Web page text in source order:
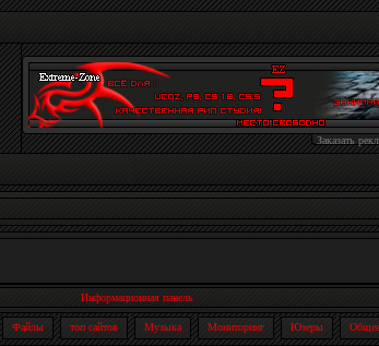
Заказать
Информационная панель
Файлы топ сайтов Музыка Мониторинг Юзеры Общее